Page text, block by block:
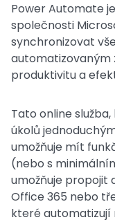
Power Automate
společnosti
synchronizovat
automatizovaným
produktivitu a
Tato online
úkolů
umožňuje mít
(nebo s
umožňuje propojit
Office 365 nebo
které automatizují